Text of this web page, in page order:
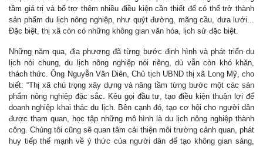
tầm giá trị và bổ trợ thêm nhiều điều kiện cần thiết để có thể trở thành
sản phẩm du lịch nông nghiệp, như quýt đường, mãng cầu, dưa lưới...
Đặc biệt, thị xã còn có những không gian văn hóa, lịch sử đặc biệt.
Những năm qua, địa phương đã từng bước định hình và phát triển du
lịch nói chung, du lịch nông nghiệp nói riêng, dù vẫn còn khó khăn,
thách thức. Ông Nguyễn Văn Diên, Chủ tịch UBND thị xã Long Mỹ, cho
biết: “Thị xã chú trọng xây dựng và nâng tầm từng bước một các sản
phẩm nông nghiệp đặc sắc. Kêu gọi đầu tư, tạo điều kiện thuận lợi để
doanh nghiệp khai thác du lịch. Bên cạnh đó, tạo cơ hội cho người dân
được tham quan, học tập những mô hình là du lịch nông nghiệp thành
công. Chúng tôi cũng sẽ quan tâm cải thiện môi trường cảnh quan, phát
huy tiếp thế mạnh về ý thức của người dân để tạo không gian sáng,